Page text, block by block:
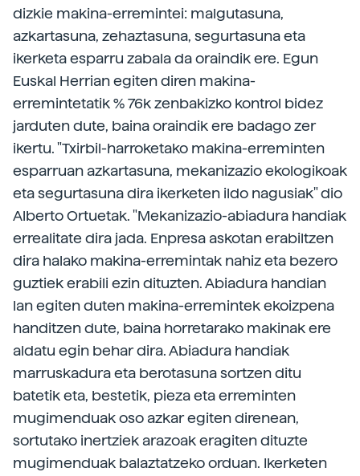
dizkie makina-erremintei: malgutasuna,
azkartasuna, zehaztasuna, segurtasuna eta
ikerketa esparru zabala da oraindik ere. Egun
Euskal Herrian egiten diren makina-
erremintetatik % 76k zenbakizko kontrol bidez
jarduten dute, baina oraindik ere badago zer
ikertu. "Txirbil-harroketako makina-erreminten
esparruan azkartasuna, mekanizazio ekologikoak
eta segurtasuna dira ikerketen ildo nagusiak" dio
Alberto Ortuetak. "Mekanizazio-abiadura handiak
errealitate dira jada. Enpresa askotan erabiltzen
dira halako makina-erremintak nahiz eta bezero
guztiek erabili ezin dituzten. Abiadura handian
lan egiten duten makina-erremintek ekoizpena
handitzen dute, baina horretarako makinak ere
aldatu egin behar dira. Abiadura handiak
marruskadura eta berotasuna sortzen ditu
batetik eta, bestetik, pieza eta erreminten
mugimenduak oso azkar egiten direnean,
sortutako inertziek arazoak eragiten dituzte
mugimenduak balaztatzeko orduan. Ikerketen